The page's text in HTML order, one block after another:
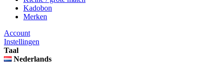
Kadobon
Merken
Account
Instellingen
Taal
Nederlands